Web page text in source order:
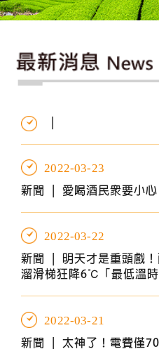
2022-03-23
新聞 |愛喝酒民眾要小
2022-03-22
新聞 |
明天才是重頭戲
溜滑梯狂降6℃「最低溫時
2022-03-21
新聞 |太神了！電費僅